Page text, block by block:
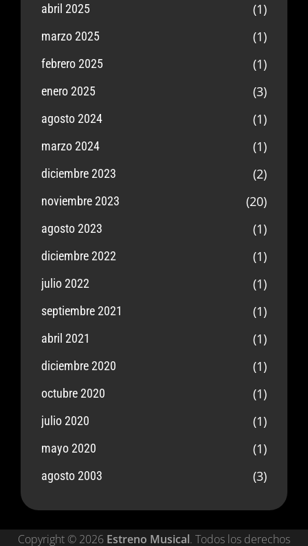
abril 2025 (1)
marzo 2025 (1)
febrero 2025 (1)
enero 2025 (3)
agosto 2024 (1)
marzo 2024 (1)
diciembre 2023 (2)
noviembre 2023 (20)
agosto 2023 (1)
diciembre 2022 (1)
julio 2022 (1)
septiembre 2021 (1)
abril 2021 (1)
diciembre 2020 (1)
octubre 2020 (1)
julio 2020 (1)
mayo 2020 (1)
agosto 2003 (3)
Copyright © 2026 Estreno Musical. Todos los derechos